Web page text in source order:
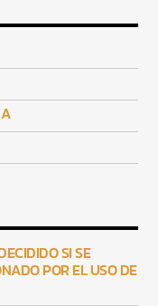
SI SE
POR EL USO DE